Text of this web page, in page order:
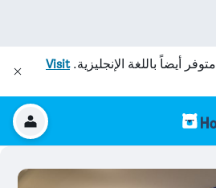
متوفر أيضاً باللغة الإنجليزية.Visit